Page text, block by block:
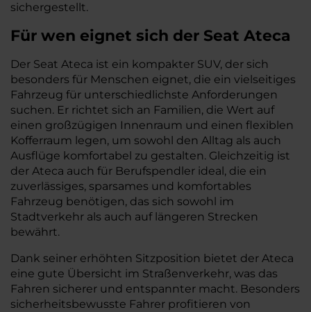
sichergestellt.
Für wen eignet sich der Seat Ateca
Der Seat Ateca ist ein kompakter SUV, der sich
besonders für Menschen eignet, die ein vielseitiges
Fahrzeug für unterschiedlichste Anforderungen
suchen. Er richtet sich an Familien, die Wert auf
einen großzügigen Innenraum und einen flexiblen
Kofferraum legen, um sowohl den Alltag als auch
Ausflüge komfortabel zu gestalten. Gleichzeitig ist
der Ateca auch für Berufspendler ideal, die ein
zuverlässiges, sparsames und komfortables
Fahrzeug benötigen, das sich sowohl im
Stadtverkehr als auch auf längeren Strecken
bewährt.
Dank seiner erhöhten Sitzposition bietet der Ateca
eine gute Übersicht im Straßenverkehr, was das
Fahren sicherer und entspannter macht. Besonders
sicherheitsbewusste Fahrer profitieren von